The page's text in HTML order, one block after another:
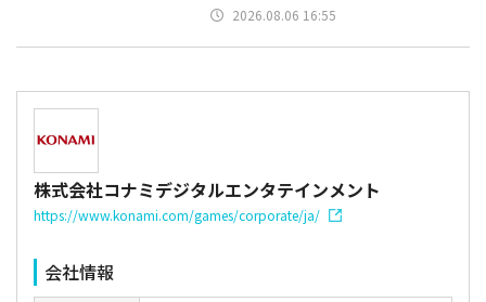
2026.08.06 16:55
株式会社コナミデジタルエンタテインメント
https://www.konami.com/games/corporate/ja/
会社情報